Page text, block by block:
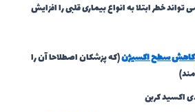
خطر ابتلا به انواع بیماری قلبی را افزایش
کاهش سطح اکسیژن(که پزشکان اصطلاحا آن را
اکسید کربن